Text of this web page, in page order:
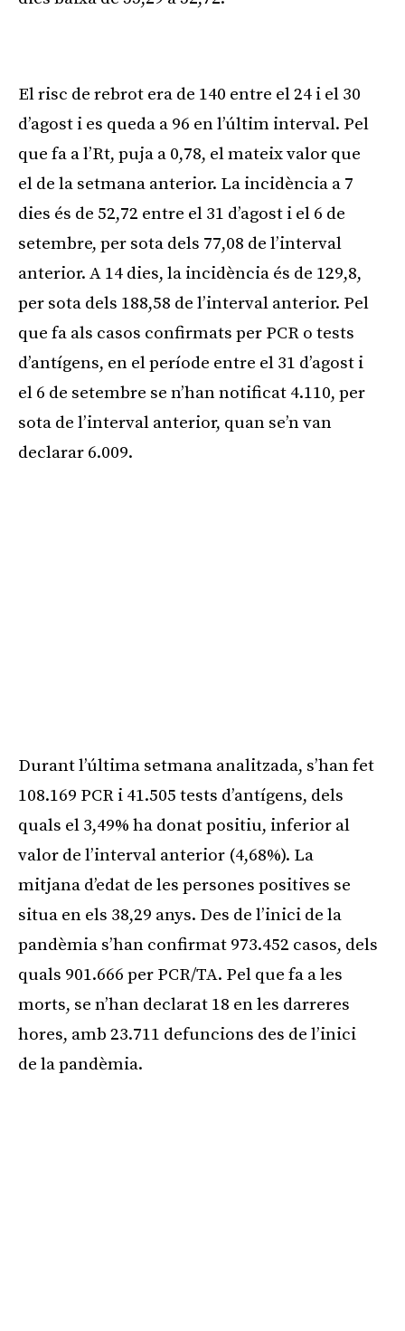
El risc de rebrot era de 140 entre el 24 i el 30
d’agost i es queda a 96 en l’últim interval. Pel
que fa a l’Rt, puja a 0,78, el mateix valor que
el de la setmana anterior. La incidència a 7
dies és de 52,72 entre el 31 d’agost i el 6 de
setembre, per sota dels 77,08 de l’interval
anterior. A 14 dies, la incidència és de 129,8,
per sota dels 188,58 de l’interval anterior. Pel
que fa als casos confirmats per PCR o tests
d’antígens, en el període entre el 31 d’agost i
el 6 de setembre se n’han notificat 4.110, per
sota de l’interval anterior, quan se’n van
declarar 6.009.
Durant l’última setmana analitzada, s’han fet
108.169 PCR i 41.505 tests d’antígens, dels
quals el 3,49% ha donat positiu, inferior al
valor de l’interval anterior (4,68%). La
mitjana d’edat de les persones positives se
situa en els 38,29 anys. Des de l’inici de la
pandèmia s’han confirmat 973.452 casos, dels
quals 901.666 per PCR/TA. Pel que fa a les
morts, se n’han declarat 18 en les darreres
hores, amb 23.711 defuncions des de l’inici
de la pandèmia.